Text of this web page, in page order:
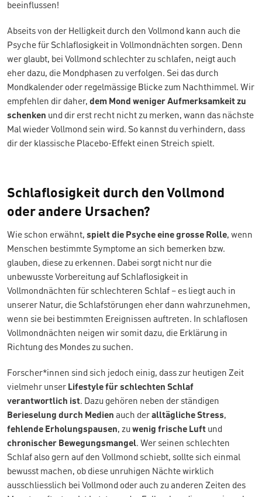
beeinflussen!
Abseits von der Helligkeit durch den Vollmond kann auch die
Psyche für Schlaflosigkeit in Vollmondnächten sorgen. Denn
wer glaubt, bei Vollmond schlechter zu schlafen, neigt auch
eher dazu, die Mondphasen zu verfolgen. Sei das durch
Mondkalender oder regelmässige Blicke zum Nachthimmel. Wir
empfehlen dir daher, dem Mond weniger Aufmerksamkeit zu
schenken und dir erst recht nicht zu merken, wann das nächste
Mal wieder Vollmond sein wird. So kannst du verhindern, dass
dir der klassische Placebo-Effekt einen Streich spielt.
Schlaflosigkeit durch den Vollmond
oder andere Ursachen?
Wie schon erwähnt, spielt die Psyche eine grosse Rolle, wenn
Menschen bestimmte Symptome an sich bemerken bzw.
glauben, diese zu erkennen. Dabei sorgt nicht nur die
unbewusste Vorbereitung auf Schlaflosigkeit in
Vollmondnächten für schlechteren Schlaf – es liegt auch in
unserer Natur, die Schlafstörungen eher dann wahrzunehmen,
wenn sie bei bestimmten Ereignissen auftreten. In schlaflosen
Vollmondnächten neigen wir somit dazu, die Erklärung in
Richtung des Mondes zu suchen.
Forscher*innen sind sich jedoch einig, dass zur heutigen Zeit
vielmehr unser Lifestyle für schlechten Schlaf
verantwortlich ist. Dazu gehören neben der ständigen
Berieselung durch Medien auch deralltägliche Stress,
fehlende Erholungspausen, zuwenig frische Luft und
chronischer Bewegungsmangel. Wer seinen schlechten
Schlaf also gern auf den Vollmond schiebt, sollte sich einmal
bewusst machen, ob diese unruhigen Nächte wirklich
ausschliesslich bei Vollmond oder auch zu anderen Zeiten des